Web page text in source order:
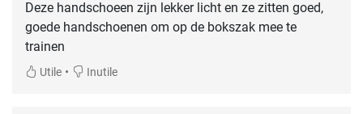
Deze handschoeen zijn lekker licht en ze zitten goed,
goede handschoenen om op de bokszak mee te
trainen
Utile • Inutile